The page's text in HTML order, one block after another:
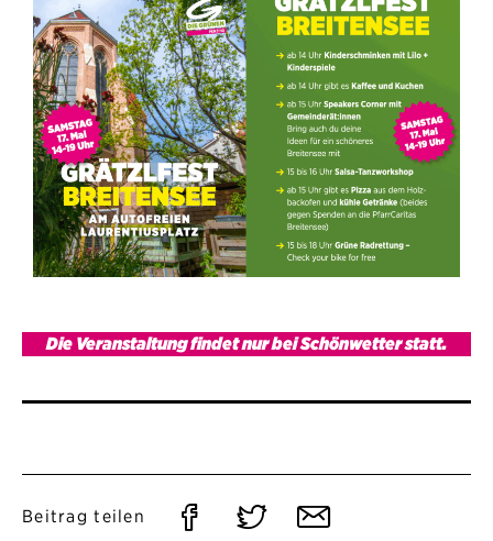
Die Veranstaltung findet nur bei Schönwetter statt.
Beitrag teilen
Auf Auf Per